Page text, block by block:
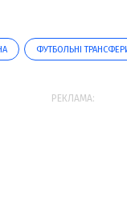
ФУТБОЛЬНІ
РЕКЛАМА: